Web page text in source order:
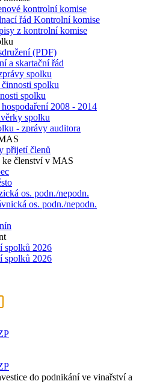
kontrolní komise
řád Kontrolní komise
z kontrolní komise
(PDF)
a skartační řád
spolku
spolku
spolku
2008 - 2014
spolku
- zprávy auditora
přijetí členů
ke členství v MAS
os. podn./nepodn.
os. podn./nepodn.
spolků 2026
spolků 2026
do podnikání ve vinařství a